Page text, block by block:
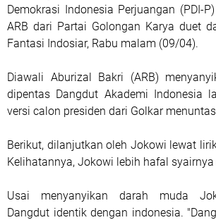
Demokrasi Indonesia Perjuangan (PDI-
ARB dari Partai Golongan Karya duet
Fantasi Indosiar, Rabu malam (09/04).
Diawali Aburizal Bakri (ARB)
dipentas Dangdut Akademi Indonesia
versi calon presiden dari Golkar
Berikut, dilanjutkan oleh Jokowi lewat
Kelihatannya, Jokowi lebih hafal syairnya
Usai menyanyikan darah muda
Dangdut identik dengan indonesia.